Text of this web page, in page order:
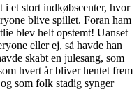
i et stort indkøbscenter, hvor
blive spillet. Foran ham
blev helt opstemt! Uanset
eller ej, så havde han
skabt en julesang, som
hvert år bliver hentet frem
som folk stadig synger